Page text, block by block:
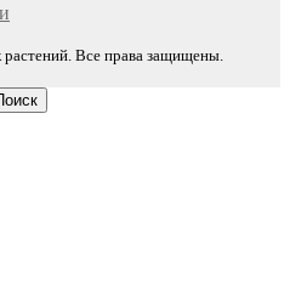
Все права защищены.